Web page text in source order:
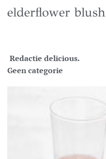
elderflower blush
Redactie delicious.
Geen categorie